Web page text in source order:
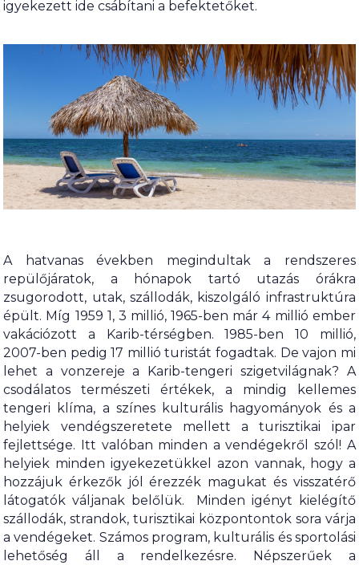
igyekezett ide csábítani a befektetőket.
A hatvanas években megindultak a rendszeres
repülőjáratok, a hónapok tartó utazás órákra
zsugorodott, utak, szállodák, kiszolgáló infrastruktúra
épült. Míg 1959 1, 3 millió, 1965-ben már 4 millió ember
vakációzott a Karib-térségben. 1985-ben 10 millió,
2007-ben pedig 17 millió turistát fogadtak. De vajon mi
lehet a vonzereje a Karib-tengeri szigetvilágnak? A
csodálatos természeti értékek, a mindig kellemes
tengeri klíma, a színes kulturális hagyományok és a
helyiek vendégszeretete mellett a turisztikai ipar
fejlettsége. Itt valóban minden a vendégekről szól! A
helyiek minden igyekezetükkel azon vannak, hogy a
hozzájuk érkezők jól érezzék magukat és visszatérő
látogatók váljanak belőlük. Minden igényt kielégítő
szállodák, strandok, turisztikai központontok sora várja
a vendégeket. Számos program, kulturális és sportolási
lehetőség áll a rendelkezésre. Népszerűek a